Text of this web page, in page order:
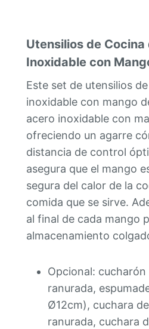
Utensilios de Cocina
Inoxidable con
Este set de utensilios
inoxidable con mango
acero inoxidable con
ofreciendo un agarre
distancia de control
asegura que el mango
segura del calor de la
comida que se sirve.
al final de cada mango
almacenamiento
Opcional:
ranurada,
Ø12cm), cuchara
ranurada, cuchara